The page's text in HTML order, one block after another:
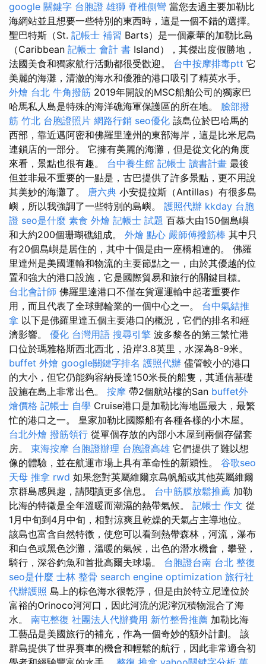
google 關鍵字 台胞證 雄獅 脊椎側彎 當您去過主要加勒比
海網站並且想要一些特別的東西時，這是一個不錯的選擇。
聖巴特斯（St. 記帳士 補習 Barts）是一個豪華的加勒比島
（Caribbean 記帳士 會計 書 Island），其傑出度假勝地，
法國美食和獨家航行活動都很受歡迎。 台中按摩排毒ptt 它
美麗的海灘，清澈的海水和優雅的港口吸引了精英水手。
外燴 台北 牛角撥筋 2019年開設的MSC船舶公司的獨家巴
哈馬​​私人島是特殊的海洋礁海軍保護區的所在地。 臉部撥
筋 竹北 台胞證照片 網路行銷 seo優化 該島位於巴哈馬的
西部，靠近邁阿密和佛羅里達州的東部海岸，這是比米尼島
連鎖店的一部分。 它擁有美麗的海灘，但是從文化的角度
來看，景點也很有趣。 台中養生館 記帳士 讀書計畫 最後
但並非最不重要的一點是，古巴提供了許多景點，更不用說
其美妙的海灘了。 唐六典 小安提拉斯（Antillas）有很多島
嶼，所以我強調了一些特別的島嶼。 護照代辦 kkday 台胞
證 seo是什麼 素食 外燴 記帳士 試題 百慕大由150個島嶼
和大約200個珊瑚礁組成。 外燴 點心 嚴師傅撥筋棒 其中只
有20個島嶼是居住的，其中十個是由一座橋相連的。 佛羅
里達州是美國運輸和物流的主要節點之一，由於其優越的位
置和強大的港口設施，它是國際貿易和旅行的關鍵目標。
台北會計師 佛羅里達港口不僅在貨運運輸中起著重要作
用，而且代表了全球郵輪業的一個中心之一。 台中氣結推
拿 以下是佛羅里達五個主要港口的概況，它們的排名和經
濟影響。 優化 台灣用語 搜尋引擎 波多黎各的第三繁忙港
口位於瑪雅格斯西北西北，沿岸3.8英里，水深為8-9米。
buffet 外燴 google關鍵字排名 護照代辦 儘管較小的港口
的大小，但它仍能夠容納長達150米長的船隻，其通信基礎
設施在島上非常出色。 按摩 帶2個航站樓的San buffet外
燴價格 記帳士 自學 Cruise港口是加勒比海地區最大，最繁
忙的港口之一。 皇家加勒比國際船有各種各樣的小木屋。
台北外燴 撥筋領行 從單個存放的內部小木屋到兩個存儲套
房。 東海按摩 台胞證辦理 台胞證高雄 它們提供了難以想
像的體驗，並在航運市場上具有革命性的新穎性。 谷歌seo
天母 推拿 rwd 如果您對英屬維爾京島帆船或其他英屬維爾
京群島感興趣，請閱讀更多信息。 台中筋膜放鬆推薦 加勒
比海的特徵是全年溫暖而潮濕的熱帶氣候。 記帳士 作文 從
1月中旬到4月中旬，相對涼爽且乾燥的天氣占主導地位。
該島也富含自然特徵，使您可以看到熱帶森林，河流，瀑布
和白色或黑色沙灘，溫暖的氣候，出色的潛水機會，攀登，
騎行，深谷釣魚和首批高爾夫球場。 台胞證台南 台北 整復
seo是什麼 士林 整骨 search engine optimization 旅行社
代辦護照 島上的棕色海水很乾淨，但是由於特立尼達位於
富裕的Orinoco河河口，因此河流的泥濘沉積物混合了海
水。 南屯整復 社團法人代辦費用 新竹整骨推薦 加勒比海
工藝品是美國旅行的補充，作為一個奇妙的額外計劃。 該
群島提供了世界賽車的機會和輕鬆的航行，因此非常適合初